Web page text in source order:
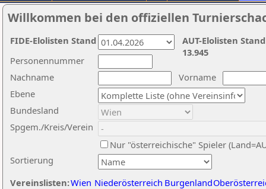
Willkommen bei den offiziellen
Nachname
Vorname
Ebene
Sortierung
Personennummer
Bundesland
Spgem./Kreis/Verein
Nur "österreichische" Spieler
Vereinslisten:Wien Niederösterreich Burgenland
AUT-Elolisten
13.945
FIDE-Elolisten Stand